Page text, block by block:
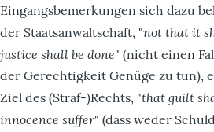
Eingangsbemerkungen sich dazu
der Staatsanwaltschaft, "not that it
justice shall be done" (nicht einen
der Gerechtigkeit Genüge zu tun),
Ziel des (Straf-)Rechts, "that guilt
innocence suffer" (dass weder